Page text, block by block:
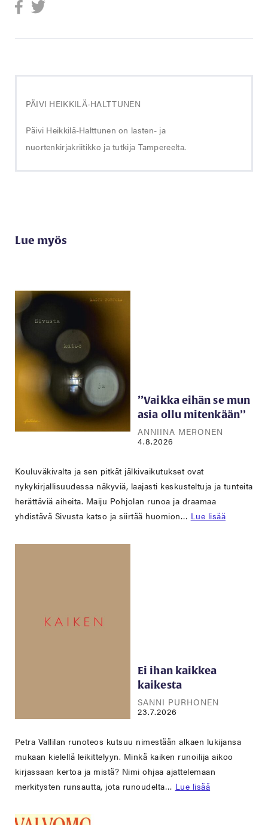
PÄIVI HEIKKILÄ-HALTTUNEN
Päivi Heikkilä-Halttunen on lasten- ja
nuortenkirjakriitikko ja tutkija Tampereelta.
Lue myös
’’Vaikka eihän se mun
asia ollu mitenkään’’
ANNIINA MERONEN
4.8.2026
Kouluväkivalta ja sen pitkät jälkivaikutukset ovat
nykykirjallisuudessa näkyviä, laajasti keskusteltuja ja tunteita
herättäviä aiheita. Maiju Pohjolan runoa ja draamaa
yhdistävä Sivusta katso ja siirtää huomion… Lue lisää
Ei ihan kaikkea
kaikesta
SANNI PURHONEN
23.7.2026
Petra Vallilan runoteos kutsuu nimestään alkaen lukijansa
mukaan kielellä leikittelyyn. Minkä kaiken runoilija aikoo
kirjassaan kertoa ja mistä? Nimi ohjaa ajattelemaan
merkitysten runsautta, jota runoudelta… Lue lisää